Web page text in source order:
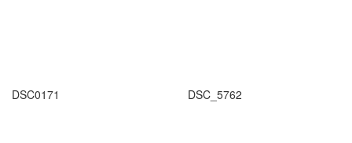
DSC0171 DSC_5762